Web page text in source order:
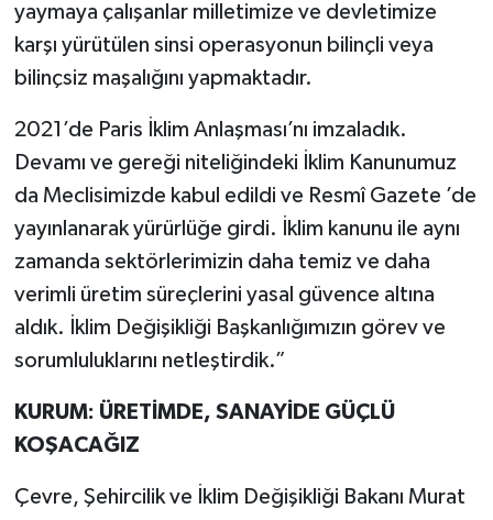
yaymaya çalışanlar milletimize ve devletimize
karşı yürütülen sinsi operasyonun bilinçli veya
bilinçsiz maşalığını yapmaktadır.
2021’de Paris İklim Anlaşması’nı imzaladık.
Devamı ve gereği niteliğindeki İklim Kanunumuz
da Meclisimizde kabul edildi ve Resmî Gazete ’de
yayınlanarak yürürlüğe girdi. İklim kanunu ile aynı
zamanda sektörlerimizin daha temiz ve daha
verimli üretim süreçlerini yasal güvence altına
aldık. İklim Değişikliği Başkanlığımızın görev ve
sorumluluklarını netleştirdik.”
KURUM: ÜRETİMDE, SANAYİDE GÜÇLÜ
KOŞACAĞIZ
Çevre, Şehircilik ve İklim Değişikliği Bakanı Murat